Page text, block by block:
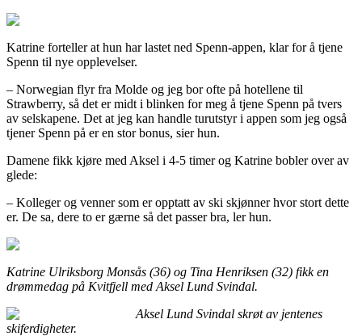
Katrine forteller at hun har lastet ned Spenn-appen, klar for å tjene
Spenn til nye opplevelser.
– Norwegian flyr fra Molde og jeg bor ofte på hotellene til
Strawberry, så det er midt i blinken for meg å tjene Spenn på tvers
av selskapene. Det at jeg kan handle turutstyr i appen som jeg også
tjener Spenn på er en stor bonus, sier hun.
Damene fikk kjøre med Aksel i 4-5 timer og Katrine bobler over av
glede:
– Kolleger og venner som er opptatt av ski skjønner hvor stort dette
er. De sa, dere to er gærne så det passer bra, ler hun.
Katrine Ulriksborg Monsås (36) og Tina Henriksen (32) fikk en
drømmedag på Kvitfjell med Aksel Lund Svindal.
Aksel Lund Svindal skrøt av jentenes
skiferdigheter.